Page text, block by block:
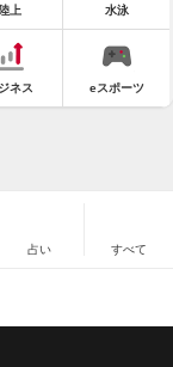
陸上 水泳
ネス eスポーツ
占い すべて